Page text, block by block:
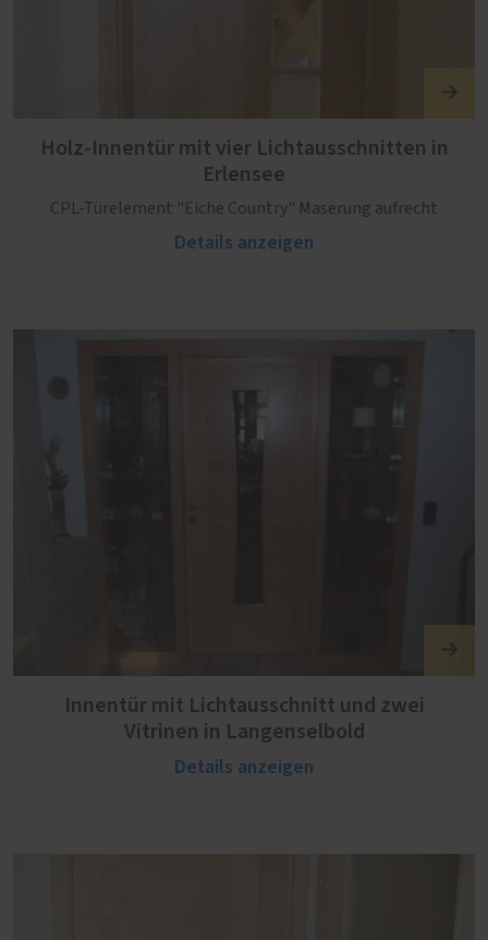
Holz-Innentür mit vier Lichtausschnitten in
Erlensee
CPL-Türelement "Eiche Country" Maserung aufrecht
Details anzeigen
Innentür mit Lichtausschnitt und zwei
Vitrinen in Langenselbold
Details anzeigen